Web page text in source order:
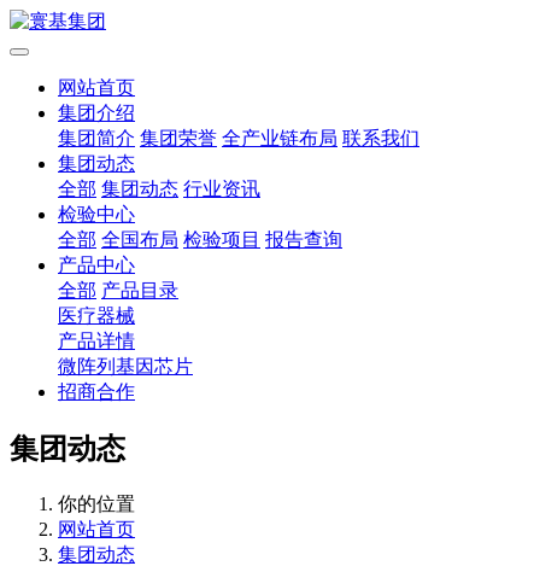
网站首页
集团介绍
集团简介 集团荣誉 全产业链布局 联系我们
集团动态
全部 集团动态 行业资讯
检验中心
全部 全国布局 检验项目 报告查询
产品中心
全部 产品目录
医疗器械
产品详情
微阵列基因芯片
招商合作
集团动态
你的位置
网站首页
集团动态